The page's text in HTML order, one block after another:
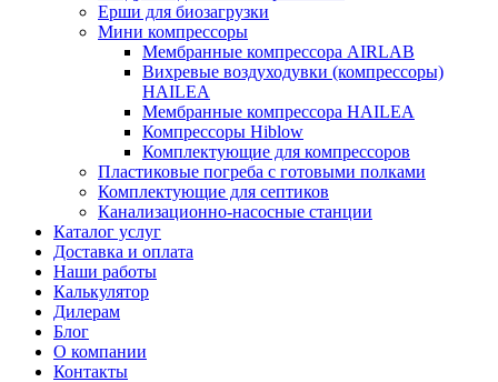
Ерши для биозагрузки
Мини компрессоры
Мембранные компрессора AIRLAB
Вихревые воздуходувки (компрессоры)
HAILEA
Мембранные компрессора HAILEA
Компрессоры Hiblow
Комплектующие для компрессоров
Пластиковые погреба с готовыми полками
Комплектующие для септиков
Канализационно-насосные станции
Каталог услуг
Доставка и оплата
Наши работы
Калькулятор
Дилерам
Блог
О компании
Контакты